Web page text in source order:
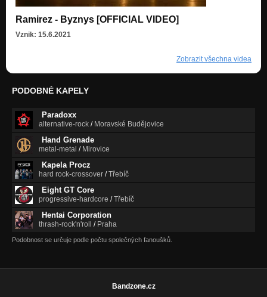
Ramirez - Byznys [OFFICIAL VIDEO]
Vznik: 15.6.2021
Zobrazit všechna videa
PODOBNÉ KAPELY
Paradoxx
alternative-rock / Moravské Budějovice
Hand Grenade
metal-metal / Mirovice
Kapela Procz
hard rock-crossover /Třebíč
Eight GT Core
progressive-hardcore /Třebíč
Hentai Corporation
thrash-rock'n'roll / Praha
Podobnost se určuje podle počtu společných fanoušků.
Bandzone.cz